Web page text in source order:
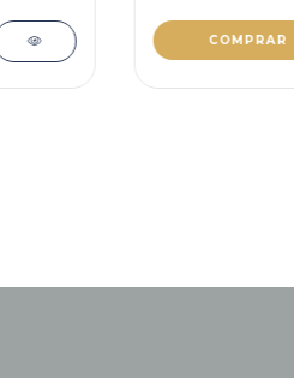
COMPRAR